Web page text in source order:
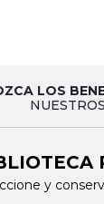
LOS
y